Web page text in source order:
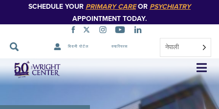
SCHEDULE YOUR PRIMARY CAREOR PSYCHIATRY
APPOINTMENT TODAY.
बिरामी पोर्टल क्यारियरस नेपाली
नेभिगेसन
स्किप
गर्नुहोस्